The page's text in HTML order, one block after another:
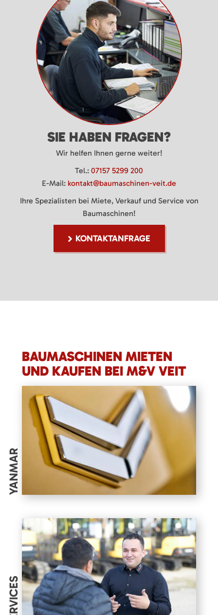
SIE HABEN FRAGEN?
Wir helfen Ihnen gerne weiter!
Tel.: 07157 5299 200
E-Mail: kontakt@baumaschinen-veit.de
Ihre Spezialisten bei Miete, Verkauf und Service von
Baumaschinen!
KONTAKTANFRAGE
BAUMASCHINEN MIETEN
UND KAUFEN BEI M&V VEIT
YANMAR
SERVICES